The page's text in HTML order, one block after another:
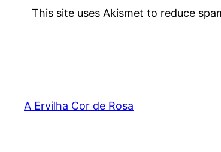
This site uses Akismet to reduce
A Ervilha Cor de Rosa